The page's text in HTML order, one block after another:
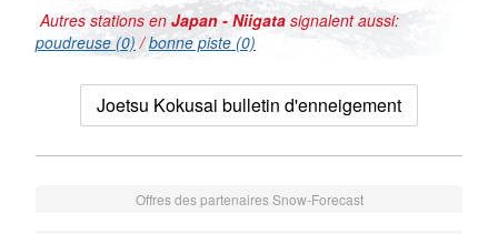
Autres stations en Japan - Niigata signalent aussi:
poudreuse (0) /bonne piste (0)
Joetsu Kokusai bulletin d'enneigement
Offres des partenaires Snow-Forecast